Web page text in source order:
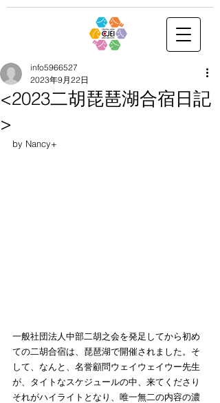
<2023二胡琵琶湖合宿日記
>
info5966527
2023年9月22日
by Nancy+
一般社団法人中部二胡之会を発足してから初め
ての二胡合宿は、琵琶湖で開催されました。そ
して、なんと、名誉顧問ウェイウェイウー先生
が、タイトなスケジュールの中、来てくださり
それがハイライトとなり、唯一無二の内容の濃